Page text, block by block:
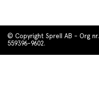
© Copyright Sprell AB - Org nr.
559396-9602.